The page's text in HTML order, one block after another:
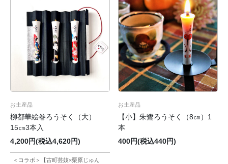
お土産品
柳都華絵巻ろうそく（大）
15㎝3本入
4,200円(税込4,620円)
＜コラボ＞【古町芸妓×栗原じゅん
お土産品
【小】朱鷺ろうそく（8㎝）1
本
400円(税込440円)